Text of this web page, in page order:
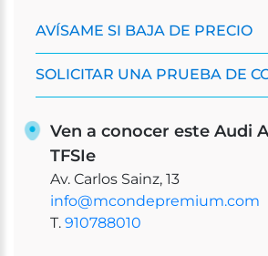
AVÍSAME SI BAJA DE PRECIO
SOLICITAR UNA PRUEBA DE
Ven a conocer este Audi
TFSIe
Av. Carlos Sainz, 13
info@mcondepremium.com
T. 910788010